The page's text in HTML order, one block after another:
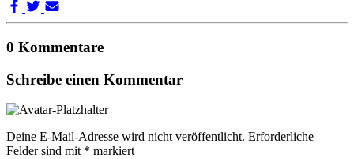
0 Kommentare
Schreibe einen Kommentar
Deine E-Mail-Adresse wird nicht veröffentlicht. Erforderliche
Felder sind mit * markiert